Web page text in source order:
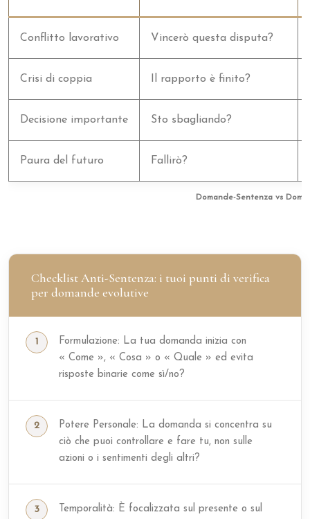
Domande-Sentenza vs
Conflitto lavorativo Vincerò questa disputa?
Crisi di coppia Il rapporto è finito?
Decisione importante Sto sbagliando?
Paura del futuro Fallirò?
Checklist Anti-Sentenza: i tuoi punti di verifica
per domande evolutive
Formulazione: La tua domanda inizia con
« Come », « Cosa » o « Quale » ed evita
risposte binarie come sì/no?
Potere Personale: La domanda si concentra su
ciò che puoi controllare e fare tu, non sulle
azioni o i sentimenti degli altri?
Temporalità: È focalizzata sul presente o sul